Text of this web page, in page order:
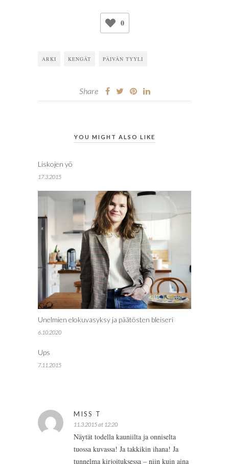
0
ARKI KENGÄT PÄIVÄN TYYLI
Share
YOU MIGHT ALSO LIKE
Liskojen yö
17.3.2015
Unelmien elokuvasyksy ja päätösten bleiseri
6.10.2020
Ups
7.11.2015
MISS T
11.3.2015 at 12:20
Näytät todella kauniilta ja onniselta
tuossa kuvassa! Ja takkikin ihana! Ja
tunnelma kirjoituksessa – niin kuin aina